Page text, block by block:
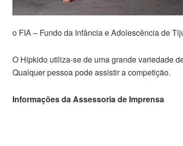
o FIA – Fundo da Infância e Adolescência de
O Hipkido utiliza-se de uma grande variedade
Qualquer pessoa pode assistir a competição.
Informações da Assessoria de Imprensa